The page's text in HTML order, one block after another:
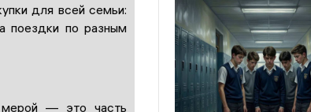
для всей семьи:
поездки по разным
мерой — это часть